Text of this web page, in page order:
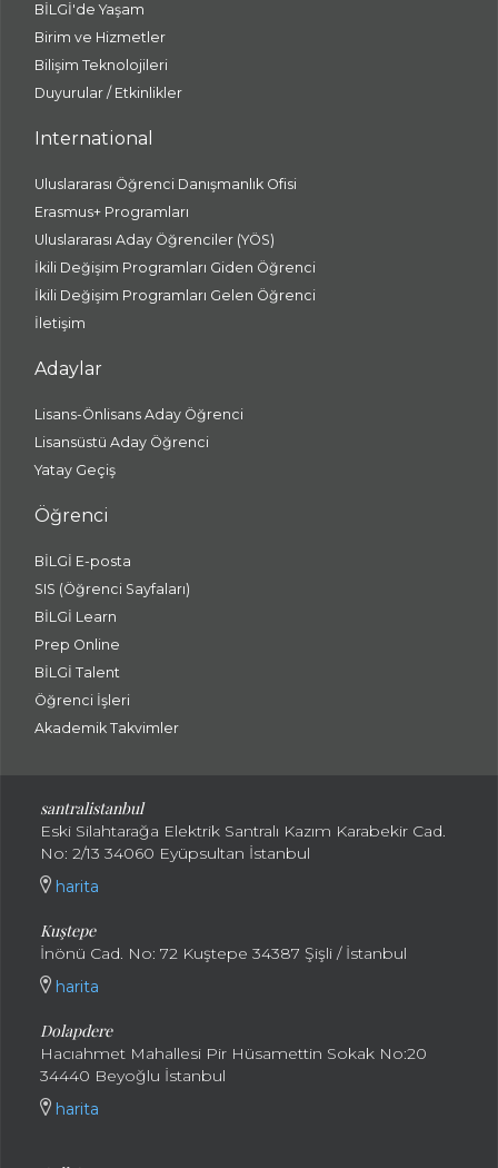
BİLGİ'de Yaşam
Birim ve Hizmetler
Bilişim Teknolojileri
Duyurular / Etkinlikler
International
Uluslararası Öğrenci Danışmanlık Ofisi
Erasmus+ Programları
Uluslararası Aday Öğrenciler (YÖS)
İkili Değişim Programları Giden Öğrenci
İkili Değişim Programları Gelen Öğrenci
İletişim
Adaylar
Lisans-Önlisans Aday Öğrenci
Lisansüstü Aday Öğrenci
Yatay Geçiş
Öğrenci
BİLGİ E-posta
SIS (Öğrenci Sayfaları)
BİLGİ Learn
Prep Online
BİLGİ Talent
Öğrenci İşleri
Akademik Takvimler
santralistanbul
Eski Silahtarağa Elektrik Santralı Kazım Karabekir Cad.
No: 2/13 34060 Eyüpsultan İstanbul
harita
Kuştepe
İnönü Cad. No: 72 Kuştepe 34387 Şişli / İstanbul
harita
Dolapdere
Hacıahmet Mahallesi Pir Hüsamettin Sokak No:20
34440 Beyoğlu İstanbul
harita